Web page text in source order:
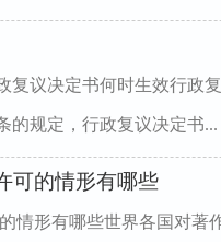
复议决定书何时生效行政
的规定，行政复议决定书...
可的情形有哪些
情形有哪些世界各国对著